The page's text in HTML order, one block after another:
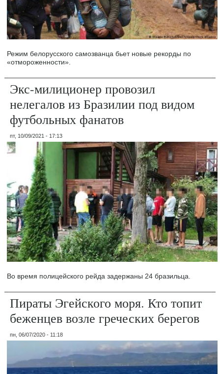
Режим белорусского самозванца бьет новые рекорды по
«отмороженности».
Экс-милиционер провозил
нелегалов из Бразилии под видом
футбольных фанатов
пт, 10/09/2021 - 17:13
Во время полицейского рейда задержаны 24 бразильца.
Пираты Эгейского моря. Кто топит
беженцев возле греческих берегов
пн, 06/07/2020 - 11:18